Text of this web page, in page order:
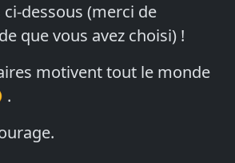
dessous (merci de
que vous avez choisi) !
motivent tout le monde
.